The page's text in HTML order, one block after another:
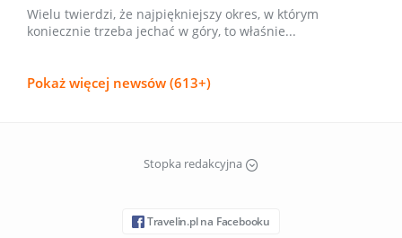
Wielu twierdzi, że najpiękniejszy okres, w którym
koniecznie trzeba jechać w góry, to właśnie...
Pokaż więcej newsów (613+)
Stopka redakcyjna
Travelin.pl na Facebooku